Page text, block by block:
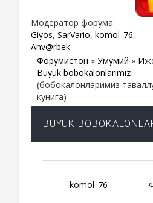
Модератор форума:
Giyos, SarVario, komol_76,
Anv@rbek
Форумистон » Умумий »
Buyuk bobokalonlarimiz
(бобокалонларимиз
кунига)
BUYUK
komol_76